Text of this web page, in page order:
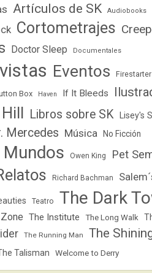
Artículos de SK Audiobooks
Cortometrajes
Doctor Sleep Documentales
Eventos Firestarter
Box Haven If It Bleeds
Libros sobre SK Lisey's
Mercedes Música No Ficción
Owen King Pet
Richard Bachman
Teatro The Dark
The Institute The Long Walk
The Running Man The
Talisman Welcome to Derry